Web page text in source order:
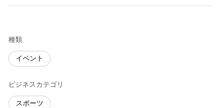
種類
イベント
ビジネスカテゴリ
スポーツ